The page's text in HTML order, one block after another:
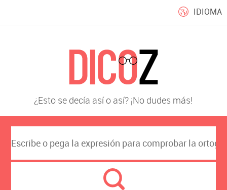
IDIOMA
¿Esto se decía así o así? ¡No dudes más!